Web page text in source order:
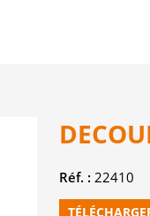
Réf. : 22410